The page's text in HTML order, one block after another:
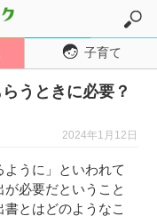
子育て
うときに必要？
2024年1月12日
うに」といわれて
必要だということ
とはどのようなこ